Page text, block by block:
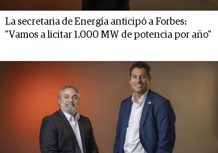
La secretaria de Energía anticipó a Forbes:
"Vamos a licitar 1.000 MW de potencia por año"